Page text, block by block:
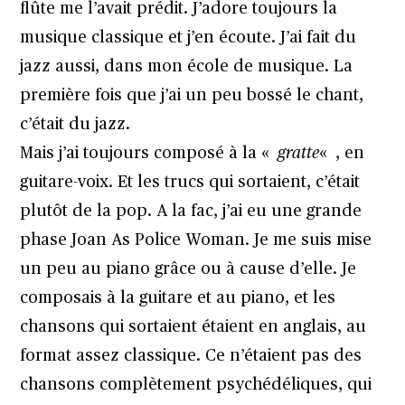
flûte me l’avait prédit. J’adore toujours la
musique classique et j’en écoute. J’ai fait du
jazz aussi, dans mon école de musique. La
première fois que j’ai un peu bossé le chant,
c’était du jazz.
Mais j’ai toujours composé à la «gratte« , en
guitare-voix. Et les trucs qui sortaient, c’était
plutôt de la pop. A la fac, j’ai eu une grande
phase Joan As Police Woman. Je me suis mise
un peu au piano grâce ou à cause d’elle. Je
composais à la guitare et au piano, et les
chansons qui sortaient étaient en anglais, au
format assez classique. Ce n’étaient pas des
chansons complètement psychédéliques, qui